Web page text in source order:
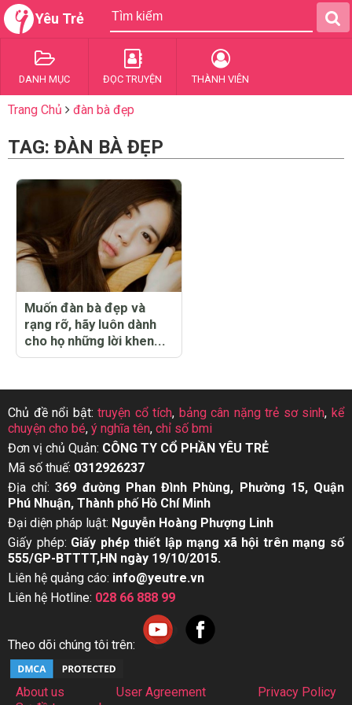
Yêu Trẻ
DANH MỤC ĐỌC TRUYỆN THÀNH VIÊN
Trang Chủ đàn bà đẹp
TAG: ĐÀN BÀ ĐẸP
Muốn đàn bà đẹp và
rạng rỡ, hãy luôn dành
cho họ những lời khen...
Chủ đề nổi bật:truyện cổ tích, bảng cân nặng trẻ sơ sinh,kể
chuyện cho bé, ý nghĩa tên, chỉ số bmi
Đơn vị chủ Quản: CÔNG TY CỔ PHẦN YÊU TRẺ
Mã số thuế: 0312926237
Địa chỉ:369 đường Phan Đình Phùng, Phường 15, Quận
Phú Nhuận, Thành phố Hồ Chí Minh
Đại diện pháp luật: Nguyễn Hoàng Phượng Linh
Giấy phép: Giấy phép thiết lập mạng xã hội trên mạng số
555/GP-BTTTT,HN ngày 19/10/2015.
Liên hệ quảng cáo: info@yeutre.vn
Liên hệ Hotline: 028 66 888 99
Theo dõi chúng tôi trên:
About us User Agreement
Privacy Policy